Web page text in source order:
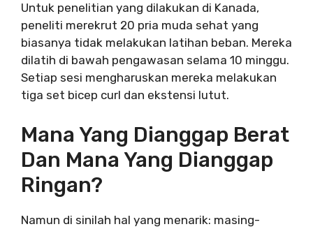
Untuk penelitian yang dilakukan di Kanada,
peneliti merekrut 20 pria muda sehat yang
biasanya tidak melakukan latihan beban. Mereka
dilatih di bawah pengawasan selama 10 minggu.
Setiap sesi mengharuskan mereka melakukan
tiga set bicep curl dan ekstensi lutut.
Mana Yang Dianggap Berat
Dan Mana Yang Dianggap
Ringan?
Namun di sinilah hal yang menarik: masing-